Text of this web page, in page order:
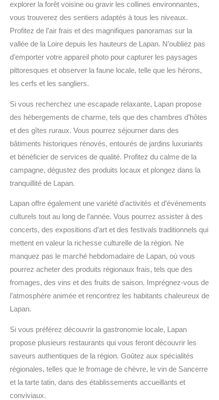
explorer la forêt voisine ou gravir les collines environnantes,
vous trouverez des sentiers adaptés à tous les niveaux.
Profitez de l’air frais et des magnifiques panoramas sur la
vallée de la Loire depuis les hauteurs de Lapan. N’oubliez pas
d’emporter votre appareil photo pour capturer les paysages
pittoresques et observer la faune locale, telle que les hérons,
les cerfs et les sangliers.
Si vous recherchez une escapade relaxante, Lapan propose
des hébergements de charme, tels que des chambres d’hôtes
et des gîtes ruraux. Vous pourrez séjourner dans des
bâtiments historiques rénovés, entourés de jardins luxuriants
et bénéficier de services de qualité. Profitez du calme de la
campagne, dégustez des produits locaux et plongez dans la
tranquillité de Lapan.
Lapan offre également une variété d’activités et d’événements
culturels tout au long de l’année. Vous pourrez assister à des
concerts, des expositions d’art et des festivals traditionnels qui
mettent en valeur la richesse culturelle de la région. Ne
manquez pas le marché hebdomadaire de Lapan, où vous
pourrez acheter des produits régionaux frais, tels que des
fromages, des vins et des fruits de saison. Imprégnez-vous de
l’atmosphère animée et rencontrez les habitants chaleureux de
Lapan.
Si vous préférez découvrir la gastronomie locale, Lapan
propose plusieurs restaurants qui vous feront découvrir les
saveurs authentiques de la région. Goûtez aux spécialités
régionales, telles que le fromage de chèvre, le vin de Sancerre
et la tarte tatin, dans des établissements accueillants et
conviviaux.